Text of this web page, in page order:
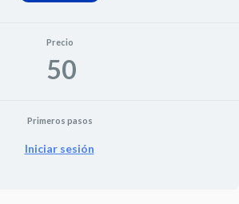
Precio
50
Primeros pasos
Iniciar sesión